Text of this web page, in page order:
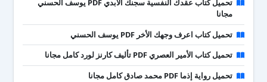
تحميل كتاب عقدك النفسية سجنك الأبدي PDF يوسف الحسني
مجانا
تحميل كتاب اعرف وجهك الأخر PDF يوسف الحسني
تحميل كتاب الأمير العصري PDF تأليف كارنز لورد كامل مجانا
تحميل رواية إذما PDF محمد صادق كامل مجانا